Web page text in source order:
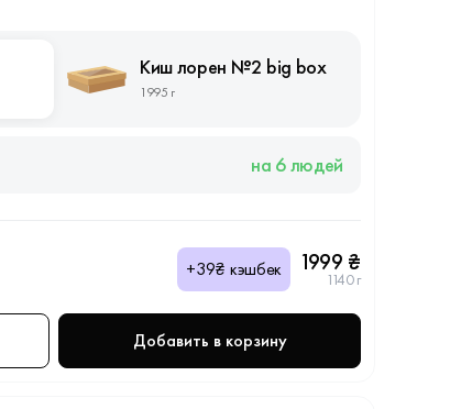
Киш лорен №2 big box
1995 г
на 6 людей
+39₴ кэшбек 1999 ₴
1140 г
Добавить в корзину